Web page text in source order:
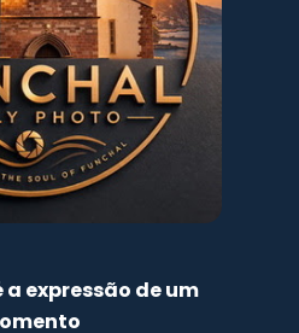
expressão de um